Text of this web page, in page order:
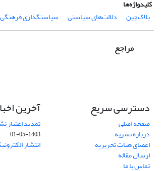
کلیدواژه‌ها
بلاک‌چین
دلالت‌های سیاستی سیاستگذاری فرهنگی
مراجع
دسترسی سریع
صفحه اصلی
درباره نشریه
اعضای هیات تحریریه
ارسال مقاله
تماس با ما
آخرین
تمدید اعتبار
1403-05-01
انتشار